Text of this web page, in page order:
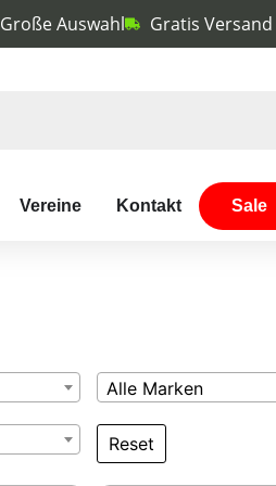
Große Auswahl Gratis
Vereine Kontakt Sale
Alle Marken
Reset